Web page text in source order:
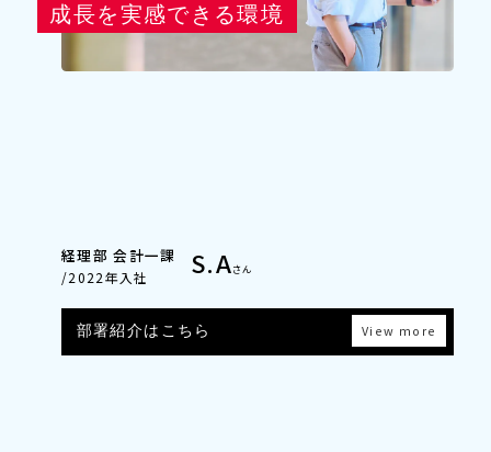
成長を実感できる環境
経理部 会計一課
/2022年入社 S.Aさん
部署紹介はこちら